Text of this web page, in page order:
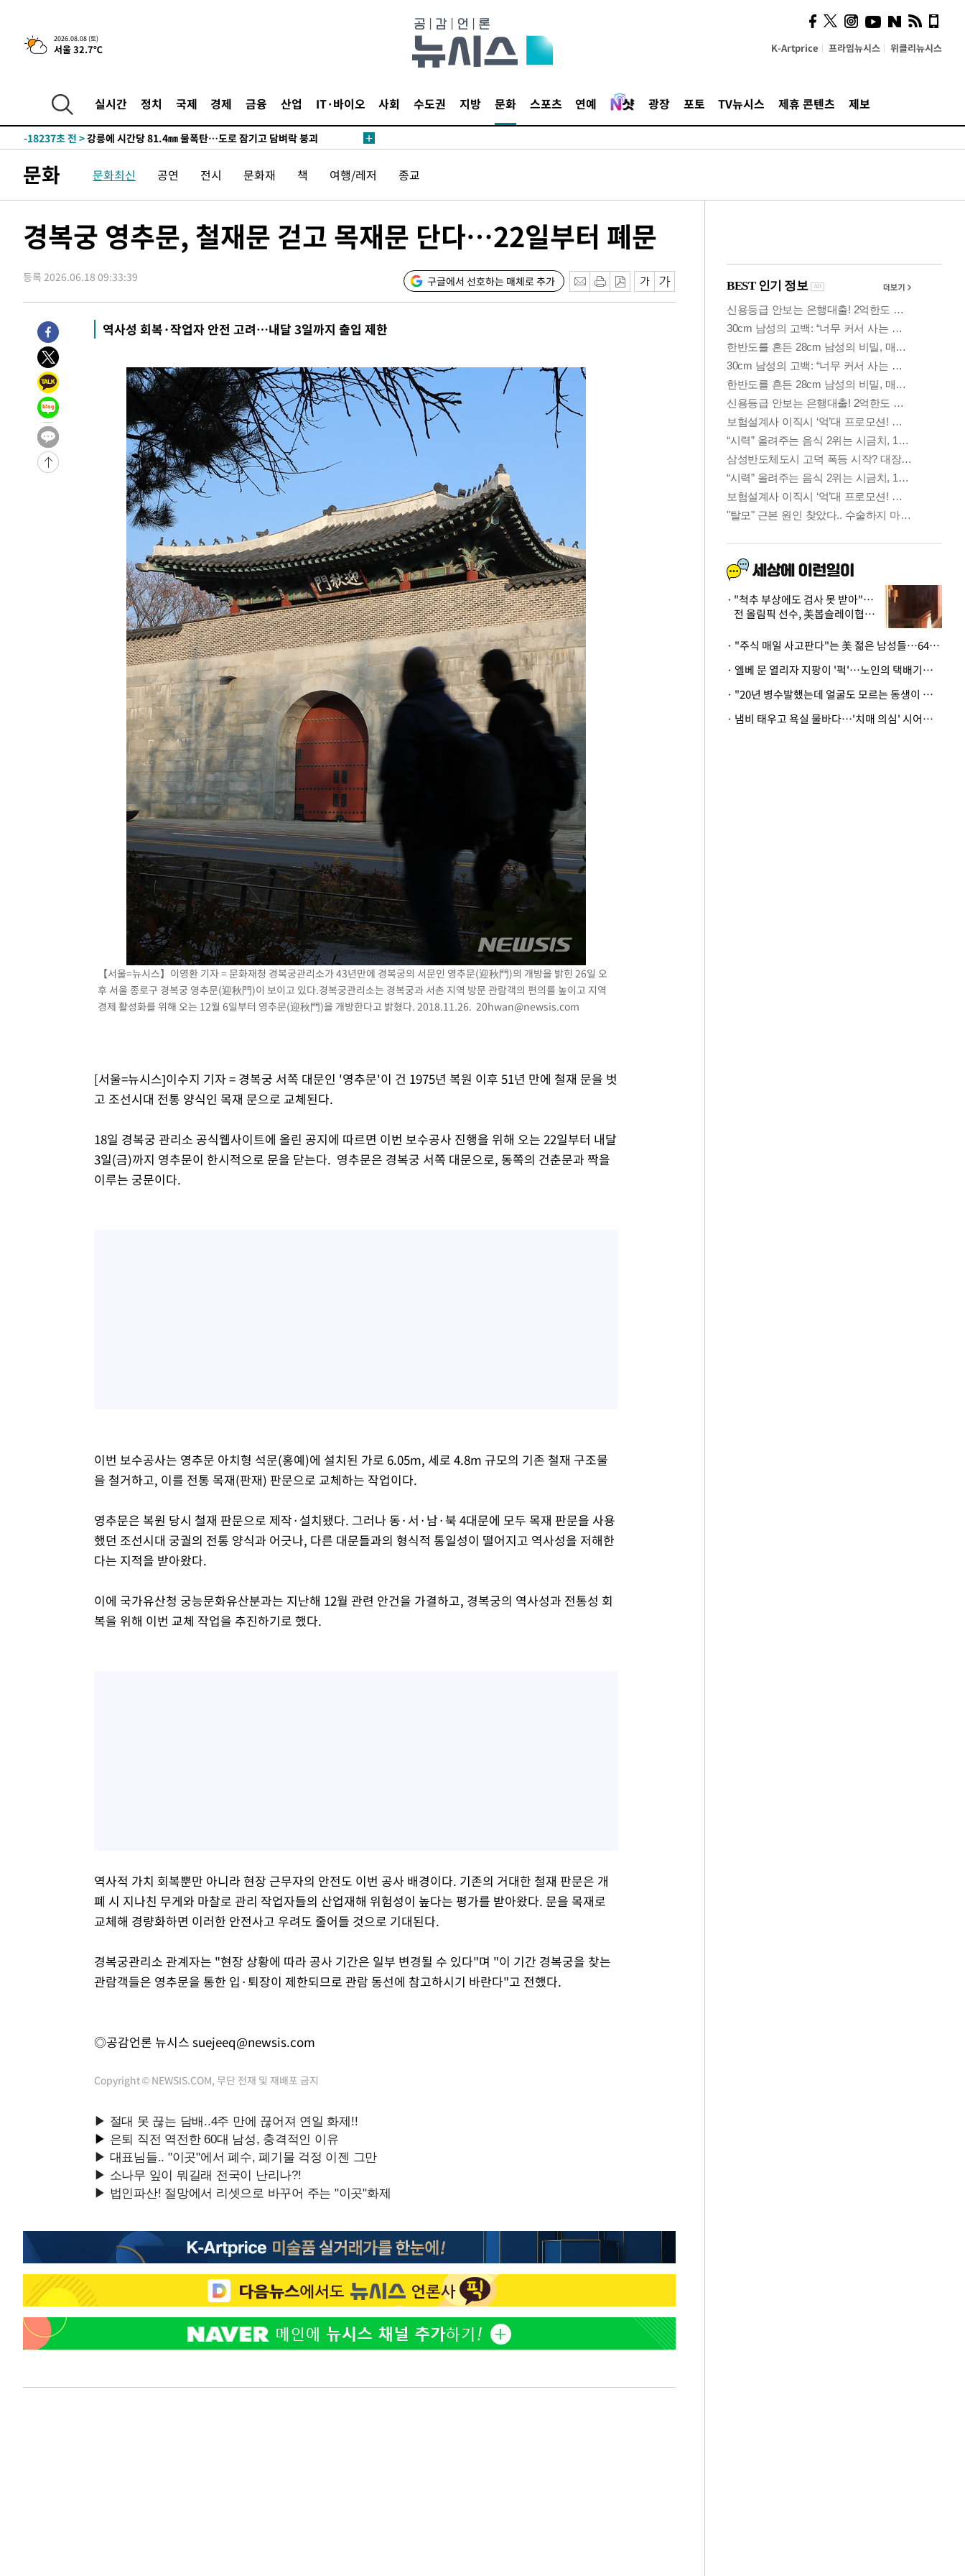
2026.08.08 (토)
서울 32.7℃ K-Artprice 프라임뉴시스 위클리뉴시스
실시간 정치 국제 경제 금융 산업 IT·바이오 사회 수도권 지방 문화 스포츠 연예 광장 포토 TV뉴시스 제휴 콘텐츠 제보
-26271초 전 >낮 최고 35도 '무더위'…동해안 시간당 30㎜ '강한 비'[내일날씨]
-24292초 전 >
온열질환 사망자 3명 늘어…누적 환자 3000명 돌파
-18237초 전 >강릉에 시간당 81.4㎜ 물폭탄…도로 잠기고 담벼락 붕괴
-14344초 전 >백운산서 80년근 천종산삼 9뿌리 발견…감정가 1.3억원
-12054초 전 >
-9588초 전 >
남자 농구, 나고야 아시안게임서 '홈팀' 일본과 한일전
-8964초 전 >여수 오동도 해상서 모터보트 전복…1명 사망·1명 실종
-5191초 전 >극한폭염 한풀 꺾이지만…'낮 최고 35도' 무더위, 열대야 계속[다음
주 날씨]
-2209초 전 >축구협회 "압수수색·성접대 논란 사과…쇄신의 기회로 삼겠다"
2시간 전 >'최고 37도' 폭염 지속…강원동해안 최대 150㎜ 비
4시간 전 >[속보]뉴욕증시 상승 마감…S&P 0.6% 나스닥 1.3%↑
-26271초 전 >
낮 최고 35도 '무더위'…동해안 시간당 30㎜ '강한 비'[내일날씨]
-25541초 전 >
틀레티코 이적"
-25323초 전 > 수도권 40도 육박 '펄펄'…동해안 일부 지역엔 호의주의보
-24292초 전 >
온열질환 사망자 3명 늘어…누적 환자 3000명 돌파
-18237초 전 >
강릉에 시간당 81.4㎜ 물폭탄…도로 잠기고 담벼락 붕괴
-14344초 전 >
백운산서 80년근 천종산삼 9뿌리 발견…감정가 1.3억원
-12054초 전 >
선재도서 해루질 나섰다 실종 60대, 닷새 만에 숨진 채 발견
-9588초 전 >
남자 농구, 나고야 아시안게임서 '홈팀' 일본과 한일전
여수 오동도 해상서 모터보트 전복…1명 사망·1명 실종
극한폭염 한풀 꺾이지만…'낮 최고 35도' 무더위, 열대야 계속[다음
축구협회 "압수수색·성접대 논란 사과…쇄신의 기회로 삼겠다"
[속보]'압수수색·성접대 논란' 축구협회 "실망과 걱정 안겨드려 죄송"
'최고 37도' 폭염 지속…강원동해안 최대 150㎜ 비
[속보]뉴욕증시 상승 마감…S&P 0.6% 나스닥 1.3%↑
문화 문화최신 공연 전시 문화재 책 여행/레저 종교
경복궁 영추문, 철재문 걷고 목재문 단다…22일부터 폐문
등록 2026.06.18 09:33:39 구글에서 선호하는 매체로 추가
역사성 회복·작업자 안전 고려…내달 3일까지 출입 제한
【서울=뉴시스】이영환 기자 = 문화재청 경복궁관리소가 43년만에 경복궁의 서문인 영추문(迎秋門)의 개방을 밝힌 26일 오
후 서울 종로구 경복궁 영추문(迎秋門)이 보이고 있다.경복궁관리소는 경복궁과 서촌 지역 방문 관람객의 편의를 높이고 지역
경제 활성화를 위해 오는 12월 6일부터 영추문(迎秋門)을 개방한다고 밝혔다. 2018.11.26. 20hwan@newsis.com
[서울=뉴시스]이수지 기자 = 경복궁 서쪽 대문인 '영추문'이 건 1975년 복원 이후 51년 만에 철재 문을 벗
고 조선시대 전통 양식인 목재 문으로 교체된다.
18일 경복궁 관리소 공식웹사이트에 올린 공지에 따르면 이번 보수공사 진행을 위해 오는 22일부터 내달
3일(금)까지 영추문이 한시적으로 문을 닫는다. 영추문은 경복궁 서쪽 대문으로, 동쪽의 건춘문과 짝을
이루는 궁문이다.
이번 보수공사는 영추문 아치형 석문(홍예)에 설치된 가로 6.05m, 세로 4.8m 규모의 기존 철재 구조물
을 철거하고, 이를 전통 목재(판재) 판문으로 교체하는 작업이다.
영추문은 복원 당시 철재 판문으로 제작·설치됐다. 그러나 동·서·남·북 4대문에 모두 목재 판문을 사용
했던 조선시대 궁궐의 전통 양식과 어긋나, 다른 대문들과의 형식적 통일성이 떨어지고 역사성을 저해한
다는 지적을 받아왔다.
이에 국가유산청 궁능문화유산분과는 지난해 12월 관련 안건을 가결하고, 경복궁의 역사성과 전통성 회
복을 위해 이번 교체 작업을 추진하기로 했다.
역사적 가치 회복뿐만 아니라 현장 근무자의 안전도 이번 공사 배경이다. 기존의 거대한 철재 판문은 개
폐 시 지나친 무게와 마찰로 관리 작업자들의 산업재해 위험성이 높다는 평가를 받아왔다. 문을 목재로
교체해 경량화하면 이러한 안전사고 우려도 줄어들 것으로 기대된다.
경복궁관리소 관계자는 "현장 상황에 따라 공사 기간은 일부 변경될 수 있다"며 "이 기간 경복궁을 찾는
관람객들은 영추문을 통한 입·퇴장이 제한되므로 관람 동선에 참고하시기 바란다"고 전했다.
◎공감언론 뉴시스 suejeeq@newsis.com
Copyright © NEWSIS.COM, 무단 전재 및 재배포 금지
사이 해답 찾았죠"…알을
깨고 나온 '초자아'
"척추 부상에도 검사 못 받아"…
전 올림픽 선수, 美봅슬레이협회
· "주식 매일 사고판다"는 美 젊은 남성들…64%가 "나는 인생의 패배자“
· 엘베 문 열리자 지팡이 '퍽'…노인의 택배기사 폭행 이유
· "20년 병수발했는데 얼굴도 모르는 동생이 유산 절반을"…배다른 형제 상속권 있을까
· 냄비 태우고 욕실 물바다…'치매 의심' 시어머니 검사 권유했다가 '날벼락'